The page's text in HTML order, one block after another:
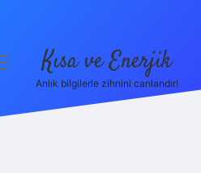
Kısa ve Enerjik
Anlık bilgilerle zihnini canlandır!